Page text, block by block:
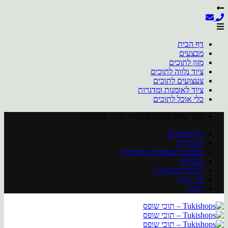
דף הבית
מבצעים
מזון לתוכים
ציוד נלווה לתוכים
צעצועים לתוכים
ציוד לאומנות ומדגרות
כלי אוכל לתוכים
contentכל המוצרים
קטגוריות
מבצעים שעומדים להסתיים
מבצעים
רשימת משאלות
צרו קשר
תקנון